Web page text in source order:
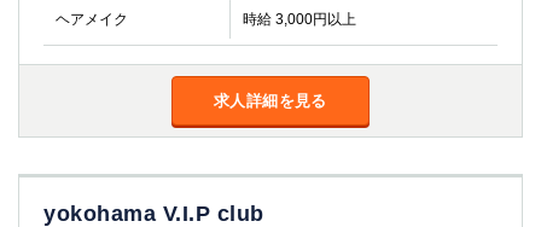
ヘアメイク 時給 3,000円以上
求人詳細を見る
yokohama V.I.P club
該当求人 0 選択した内容で設定